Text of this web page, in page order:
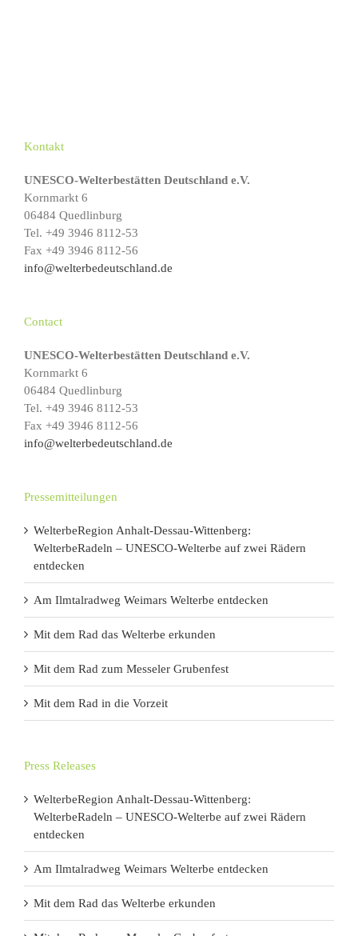
Kontakt
UNESCO-Welterbestätten Deutschland e.V.
Kornmarkt 6
06484 Quedlinburg
Tel. +49 3946 8112-53
Fax +49 3946 8112-56
info@welterbedeutschland.de
Contact
UNESCO-Welterbestätten Deutschland e.V.
Kornmarkt 6
06484 Quedlinburg
Tel. +49 3946 8112-53
Fax +49 3946 8112-56
info@welterbedeutschland.de
Pressemitteilungen
WelterbeRegion Anhalt-Dessau-Wittenberg:
WelterbeRadeln – UNESCO-Welterbe auf zwei Rädern
entdecken
Am Ilmtalradweg Weimars Welterbe entdecken
Mit dem Rad das Welterbe erkunden
Mit dem Rad zum Messeler Grubenfest
Mit dem Rad in die Vorzeit
Press Releases
WelterbeRegion Anhalt-Dessau-Wittenberg:
WelterbeRadeln – UNESCO-Welterbe auf zwei Rädern
entdecken
Am Ilmtalradweg Weimars Welterbe entdecken
Mit dem Rad das Welterbe erkunden